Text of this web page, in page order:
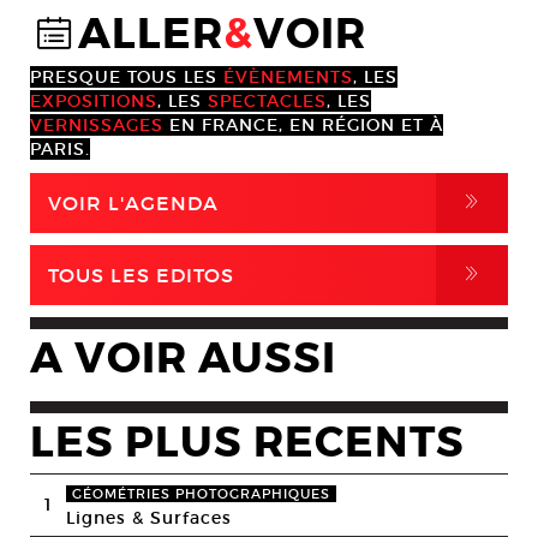
@ALLER&VOIR
PRESQUE TOUS LES ÉVÈNEMENTS, LES
EXPOSITIONS, LES SPECTACLES, LES
VERNISSAGES EN FRANCE, EN RÉGION ET À
PARIS.
VOIR L'AGENDA ,
TOUS LES EDITOS ,
A VOIR AUSSI
LES PLUS RECENTS
1 GÉOMÉTRIES PHOTOGRAPHIQUES
Lignes & Surfaces